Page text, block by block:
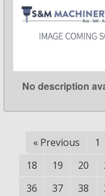
LEARN
No description
« Previous 1
18
19 20
36
37 38